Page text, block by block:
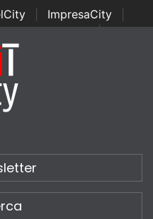
ImpresaCity
Awards | Italian
Awards